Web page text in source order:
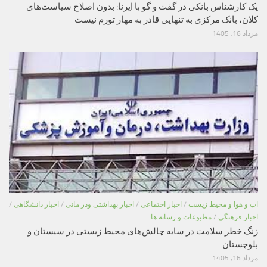
یک کارشناس بانکی در گفت و گو با ایرنا: بدون اصلاح سیاست‌های
کلان، بانک مرکزی به تنهایی قادر به مهار تورم نیست
مرداد 16, 1405
اب و هوا و محیط زیست / اخبار اجتماعی / اخبار بهداشتی ودر مانی / اخبار دانشگاهی /
اخبار فرهنگی / مطبوعات و رسانه ها
زنگ خطر سلامت در سایه چالش‌های محیط زیستی در سیستان و
بلوچستان
مرداد 16, 1405